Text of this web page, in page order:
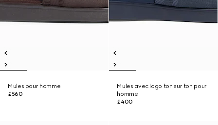
Mules pour homme
£560
Mules avec logo ton sur ton pour
homme
£400